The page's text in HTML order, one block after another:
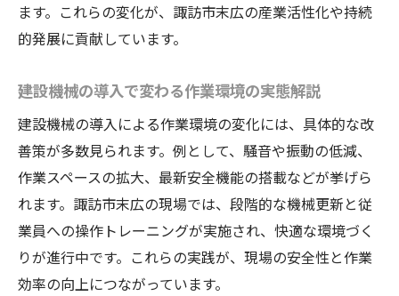
快適性能を強化した建設機械の導入メリッ
ト
地域産業の発展を支える建設機械の快適技
術
地域産業を支える快適な建設機械の最新潮流
地域産業発展に不可欠な建設機械の快適性
最新建設機械が支える諏訪市末広の産業活
性化
現場ニーズに応える建設機械の快適化動向
ます。これらの変化が、諏訪市末広の産業活性化や持続
的発展に貢献しています。
建設機械の導入で変わる作業環境の実態解説
建設機械の導入による作業環境の変化には、具体的な改
善策が多数見られます。例として、騒音や振動の低減、
作業スペースの拡大、最新安全機能の搭載などが挙げら
れます。諏訪市末広の現場では、段階的な機械更新と従
業員への操作トレーニングが実施され、快適な環境づく
りが進行中です。これらの実践が、現場の安全性と作業
効率の向上につながっています。